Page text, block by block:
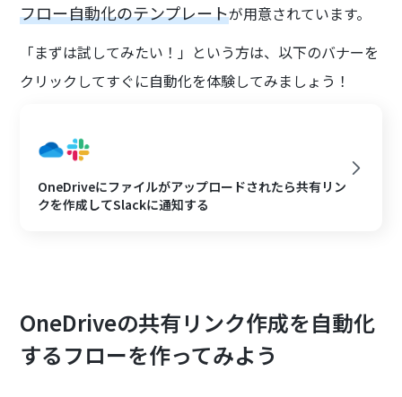
フロー自動化のテンプレートが用意されています。
「まずは試してみたい！」という方は、以下のバナーを
クリックしてすぐに自動化を体験してみましょう！
OneDriveにファイルがアップロードされたら共有リン
クを作成してSlackに通知する
OneDriveの共有リンク作成を自動化
するフローを作ってみよう